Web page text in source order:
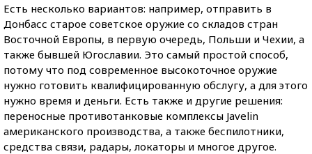
Есть несколько вариантов: например, отправить в
Донбасс старое советское оружие со складов стран
Восточной Европы, в первую очередь, Польши и Чехии, а
также бывшей Югославии. Это самый простой способ,
потому что под современное высокоточное оружие
нужно готовить квалифицированную обслугу, а для этого
нужно время и деньги. Есть также и другие решения:
переносные противотанковые комплексы Javelin
американского производства, а также беспилотники,
средства связи, радары, локаторы и многое другое.